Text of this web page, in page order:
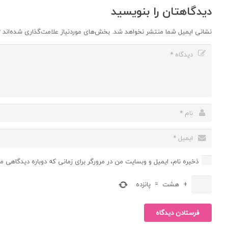
دیدگاهتان را بنویسید
نشانی ایمیل شما منتشر نخواهد شد. بخش‌های موردنیاز علامت‌گذاری شده‌اند
ذخیره نام، ایمیل و وبسایت من در مرورگر برای زمانی که دوباره
+ هشت = پانزده
فرستادن دیدگاه